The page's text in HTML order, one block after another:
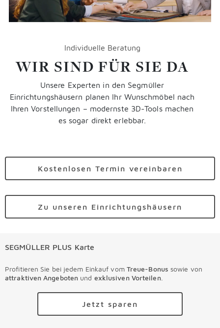
Individuelle Beratung
WIR SIND FÜR SIE DA
Unsere Experten in den Segmüller
Einrichtungshäusern planen Ihr Wunschmöbel nach
Ihren Vorstellungen – modernste 3D-Tools machen
es sogar direkt erlebbar.
Kostenlosen Termin vereinbaren
Zu unseren Einrichtungshäusern
SEGMÜLLER PLUS Karte
Profitieren Sie bei jedem Einkauf vom Treue-Bonus sowie von
attraktiven Angeboten und exklusiven Vorteilen.
Jetzt sparen